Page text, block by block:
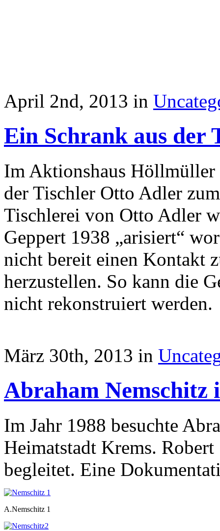
April 2nd, 2013 in
Ein Schrank aus der
Im Aktionshaus Höllmüller
der Tischler Otto Adler
Tischlerei von Otto Adler
Geppert 1938 „arisiert“
nicht bereit einen Kontakt
herzustellen. So kann die
nicht rekonstruiert werden.
März 30th, 2013 in
Abraham Nemschitz
Im Jahr 1988 besuchte
Heimatstadt Krems.
begleitet. Eine
A.Nemschitz 1